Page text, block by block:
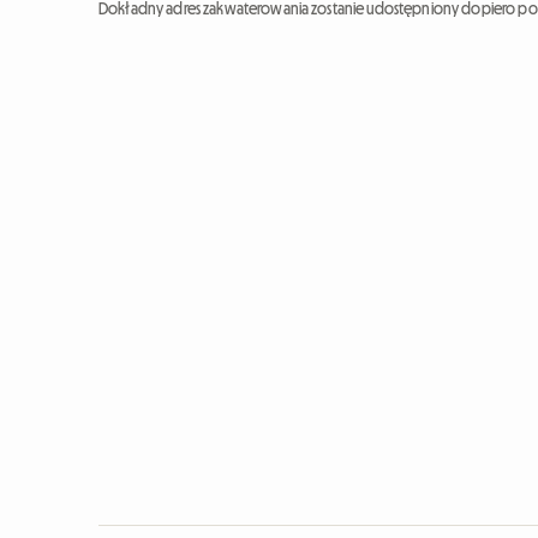
Dokładny adres zakwaterowania zostanie udostępniony dopiero